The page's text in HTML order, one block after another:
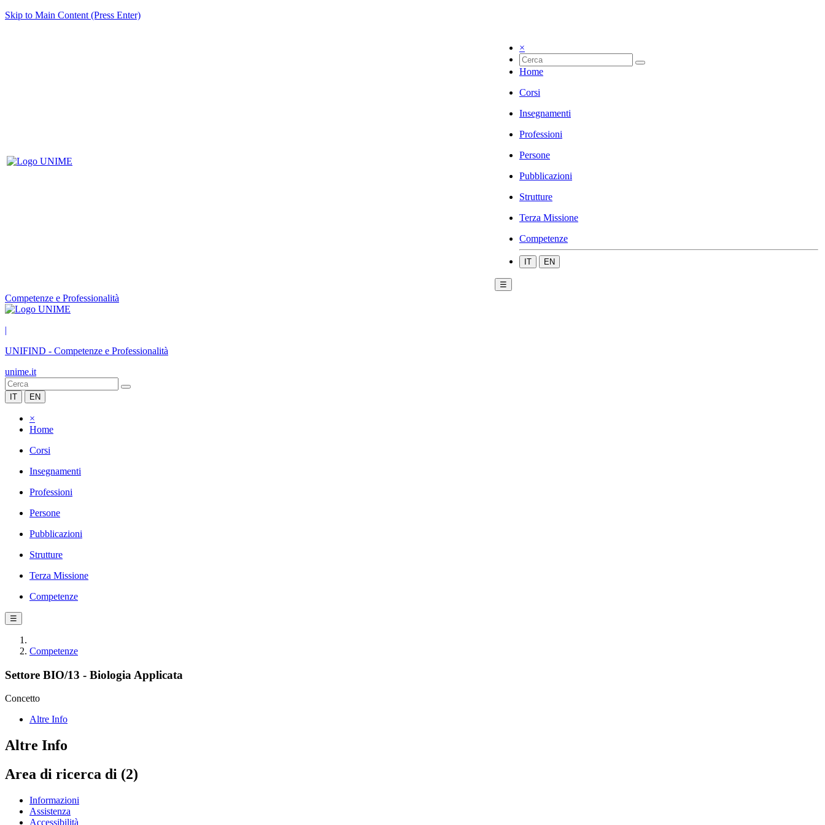
Skip to Main Content (Press Enter)
×
Home
Corsi
Insegnamenti
Professioni
Persone
Pubblicazioni
Strutture
Terza Missione
Competenze
IT EN
☰
Competenze e Professionalità
|
UNIFIND - Competenze e Professionalità
unime.it
IT EN
×
Home
Corsi
Insegnamenti
Professioni
Persone
Pubblicazioni
Strutture
Terza Missione
Competenze
☰
Competenze
Settore BIO/13 - Biologia Applicata
Concetto
Altre Info
Altre Info
Area di ricerca di (2)
Informazioni
Assistenza
Accessibilità